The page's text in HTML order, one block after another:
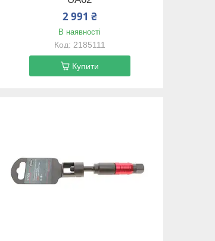
2 991 ₴
В наявності
2185111
Купити